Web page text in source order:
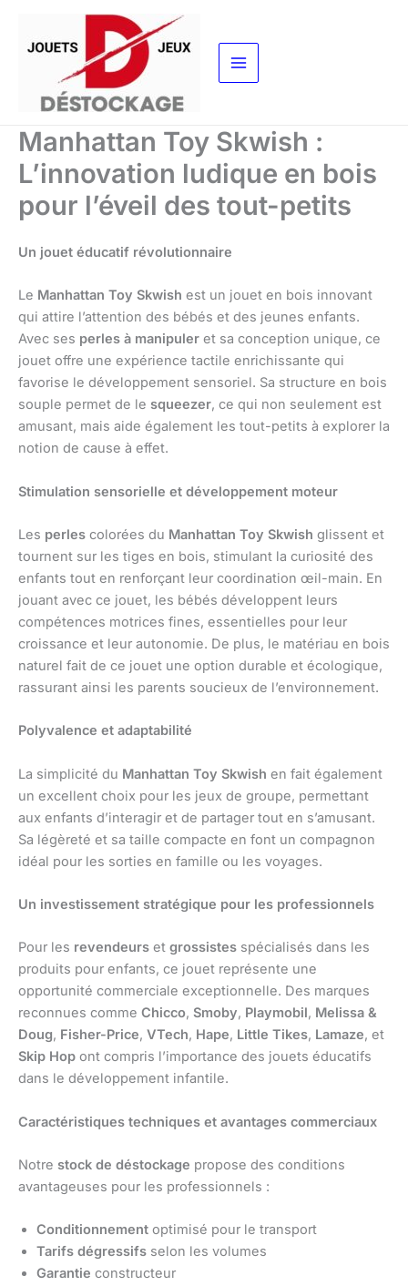
contenu
Manhattan Toy Skwish :
L’innovation ludique en bois
pour l’éveil des tout-petits
Un jouet éducatif révolutionnaire
Le Manhattan Toy Skwish est un jouet en bois innovant
qui attire l’attention des bébés et des jeunes enfants.
Avec ses perles à manipuler et sa conception unique, ce
jouet offre une expérience tactile enrichissante qui
favorise le développement sensoriel. Sa structure en bois
souple permet de le squeezer, ce qui non seulement est
amusant, mais aide également les tout-petits à explorer la
notion de cause à effet.
Stimulation sensorielle et développement moteur
Les perles colorées du Manhattan Toy Skwish glissent et
tournent sur les tiges en bois, stimulant la curiosité des
enfants tout en renforçant leur coordination œil-main. En
jouant avec ce jouet, les bébés développent leurs
compétences motrices fines, essentielles pour leur
croissance et leur autonomie. De plus, le matériau en bois
naturel fait de ce jouet une option durable et écologique,
rassurant ainsi les parents soucieux de l’environnement.
Polyvalence et adaptabilité
La simplicité du Manhattan Toy Skwish en fait également
un excellent choix pour les jeux de groupe, permettant
aux enfants d’interagir et de partager tout en s’amusant.
Sa légèreté et sa taille compacte en font un compagnon
idéal pour les sorties en famille ou les voyages.
Un investissement stratégique pour les professionnels
Pour les revendeurs et grossistes spécialisés dans les
produits pour enfants, ce jouet représente une
opportunité commerciale exceptionnelle. Des marques
reconnues comme Chicco, Smoby, Playmobil, Melissa &
Doug, Fisher-Price, VTech, Hape, Little Tikes, Lamaze, et
Skip Hop ont compris l’importance des jouets éducatifs
dans le développement infantile.
Caractéristiques techniques et avantages commerciaux
Notre stock de déstockage propose des conditions
avantageuses pour les professionnels :
Conditionnement optimisé pour le transport
Tarifs dégressifs selon les volumes
Garantie constructeur